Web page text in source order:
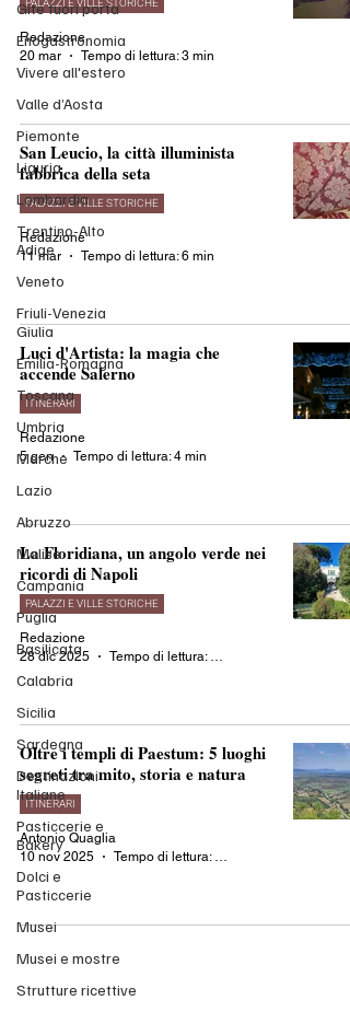
Gite fuori porta
Enogastronomia
Vivere all'estero
Valle d’Aosta
Piemonte
Liguria
Lombardia
Trentino-Alto
Adige
Veneto
Friuli-Venezia
Giulia
Emilia-Romagna
Toscana
Umbria
Marche
Lazio
Abruzzo
Molise
Campania
Puglia
Basilicata
Calabria
Sicilia
Sardegna
Destinazioni
Italiane
Pasticcerie e
Bakery
Dolci e
Pasticcerie
Musei
Musei e mostre
Strutture ricettive
PALAZZI E VILLE STORICHE
Redazione
20 mar
Tempo di lettura: 3 min
San Leucio, la città illuminista
fabbrica della seta
PALAZZI E VILLE STORICHE
Redazione
11 mar
Tempo di lettura: 6 min
Luci d'Artista: la magia che
accende Salerno
ITINERARI
Redazione
5 gen
Tempo di lettura: 4 min
La Floridiana, un angolo verde nei
ricordi di Napoli
PALAZZI E VILLE STORICHE
Redazione
28 dic 2025
Oltre i templi di Paestum: 5 luoghi
segreti tra mito, storia e natura
ITINERARI
Antonio Quaglia
10 nov 2025